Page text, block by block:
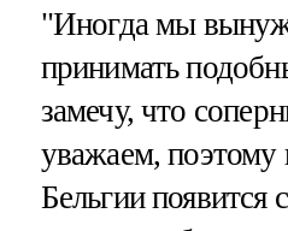
"Иногда мы
принимать
замечу, что
уважаем, поэтому
Бельгии появится